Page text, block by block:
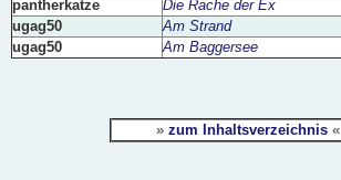
pantherkatze
Die Rache der Ex
ugag50
Am Strand
ugag50
Am Baggersee
» zum Inhaltsverzeichnis «